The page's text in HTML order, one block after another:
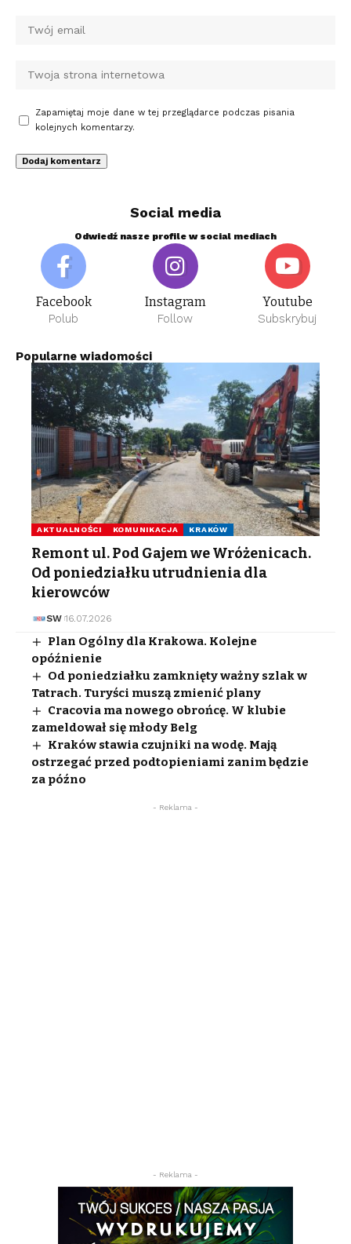
Zapamiętaj moje dane w tej przeglądarce podczas pisania
kolejnych komentarzy.
Social media
Odwiedź nasze profile w social mediach
Facebook
Polub
Instagram
Follow
Youtube
Subskrybuj
Popularne wiadomości
AKTUALNOŚCI KOMUNIKACJA KRAKÓW
Remont ul. Pod Gajem we Wróżenicach.
Od poniedziałku utrudnienia dla
kierowców
SW 16.07.2026
Plan Ogólny dla Krakowa. Kolejne
opóźnienie
Od poniedziałku zamknięty ważny szlak w
Tatrach. Turyści muszą zmienić plany
Cracovia ma nowego obrońcę. W klubie
zameldował się młody Belg
Kraków stawia czujniki na wodę. Mają
ostrzegać przed podtopieniami zanim będzie
za późno
- Reklama -
- Reklama -